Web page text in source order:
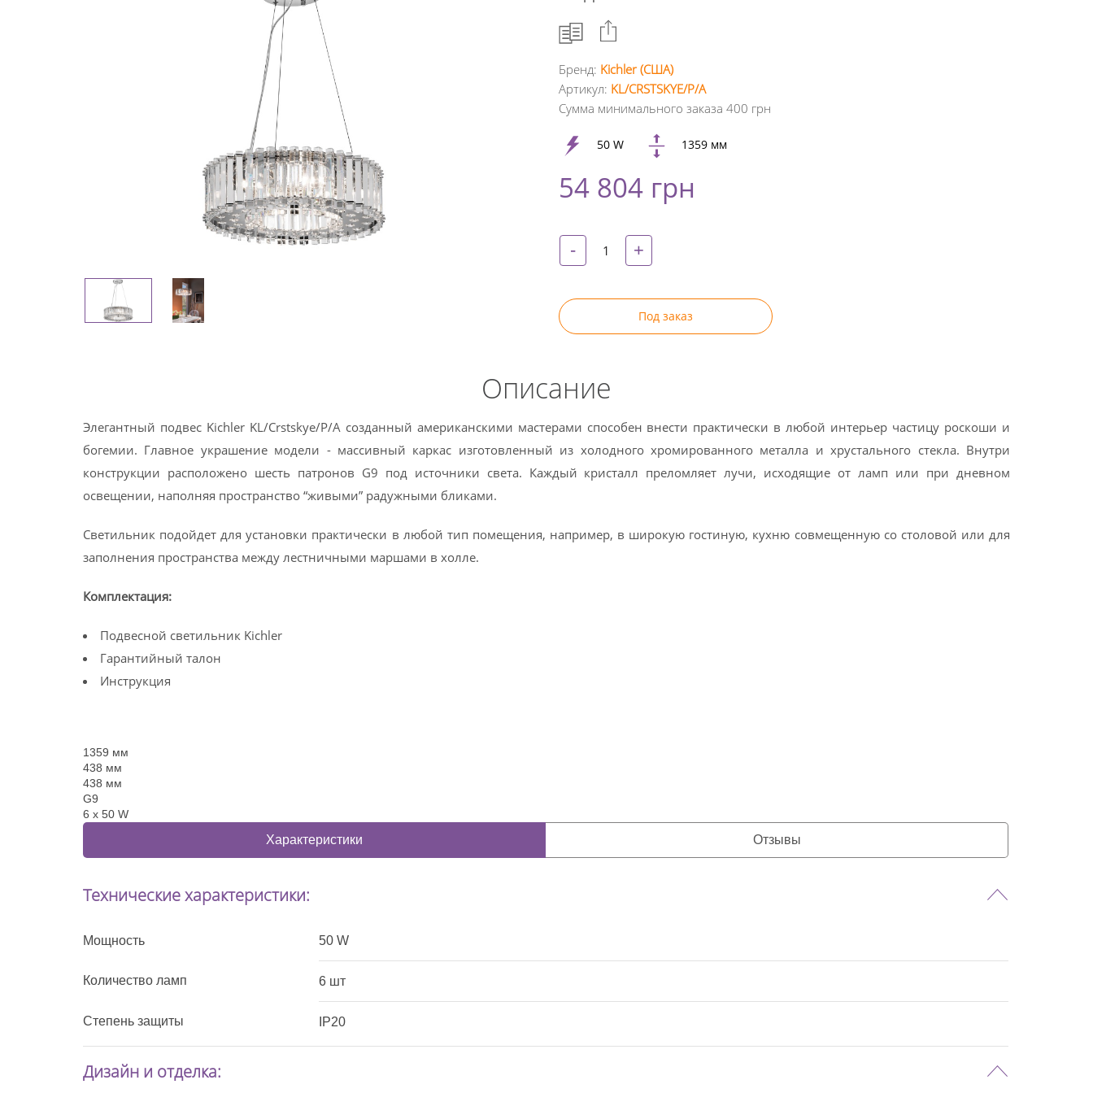
Facebook
+
Twitter
Бренд: Kichler (США)
Артикул: KL/CRSTSKYE/P/A
Сумма минимального заказа 400 грн
50 W 1359 мм
54 804 грн
- +
Под заказ
Описание
Элегантный подвес Kichler KL/Crstskye/P/A созданный американскими мастерами способен внести практически в любой интерьер частицу роскоши и
богемии. Главное украшение модели - массивный каркас изготовленный из холодного хромированного металла и хрустального стекла. Внутри
конструкции расположено шесть патронов G9 под источники света. Каждый кристалл преломляет лучи, исходящие от ламп или при дневном
освещении, наполняя пространство “живыми” радужными бликами.
Светильник подойдет для установки практически в любой тип помещения, например, в широкую гостиную, кухню совмещенную со столовой или для
заполнения пространства между лестничными маршами в холле.
Комплектация:
Подвесной светильник Kichler
Гарантийный талон
Инструкция
1359 мм
438 мм
438 мм
G9
6 x 50 W
Характеристики Отзывы
Технические характеристики:
Мощность 50 W
Количество ламп 6 шт
Степень защиты IP20
Дизайн и отделка: